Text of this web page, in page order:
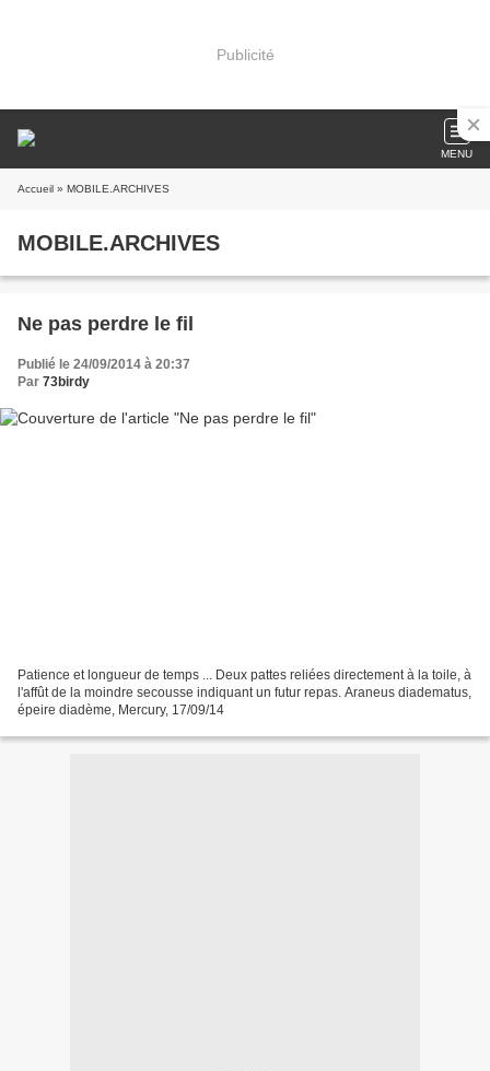
Publicité
MENU
Accueil » MOBILE.ARCHIVES
MOBILE.ARCHIVES
Ne pas perdre le fil
Publié le 24/09/2014 à 20:37
Par 73birdy
Patience et longueur de temps ... Deux pattes reliées directement à la toile, à
l'affût de la moindre secousse indiquant un futur repas. Araneus diadematus,
épeire diadème, Mercury, 17/09/14